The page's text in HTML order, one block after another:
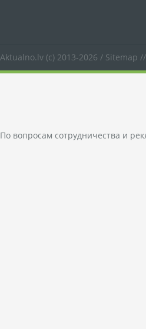
Aktualno.lv (c) 2013-2026 / Sitemap //
По вопросам сотрудничества и